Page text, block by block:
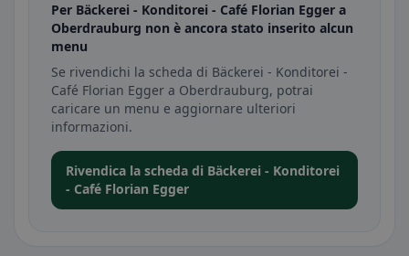
Per Bäckerei - Konditorei - Café Florian Egger a
Oberdrauburg non è ancora stato inserito alcun
menu
Se rivendichi la scheda di Bäckerei - Konditorei -
Café Florian Egger a Oberdrauburg, potrai
caricare un menu e aggiornare ulteriori
informazioni.
Rivendica la scheda di Bäckerei - Konditorei
- Café Florian Egger